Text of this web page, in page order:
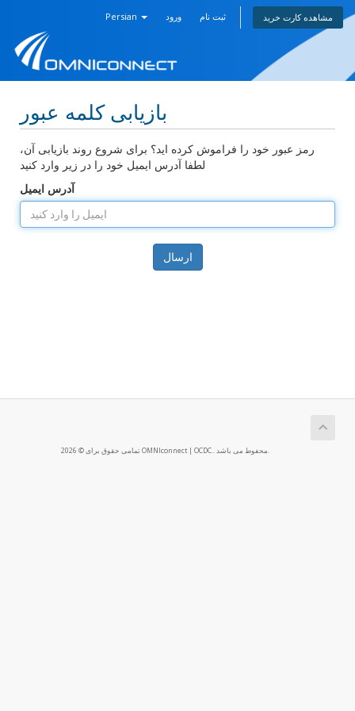
Persian ورود ثبت نام مشاهده کارت خرید
بازیابی کلمه عبور
رمز عبور خود را فراموش کرده اید؟ برای شروع روند بازیابی آن،
لطفا آدرس ایمیل خود را در زیر وارد کنید
آدرس ایمیل
ارسال
تمامی حقوق برای © 2026 OMNIconnect | OCDC.. محفوط می باشد.